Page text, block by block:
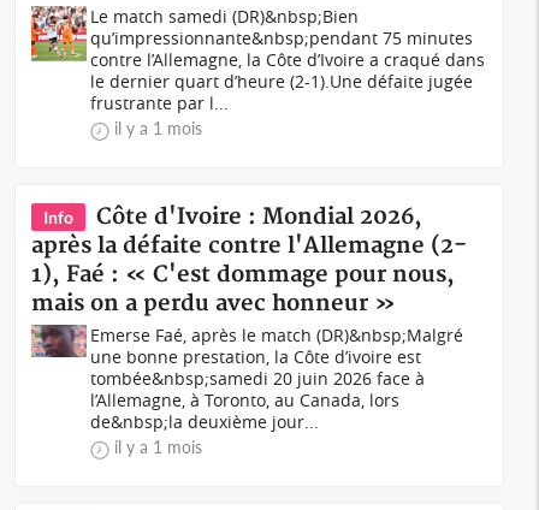
Le match samedi (DR)&nbsp;Bien
qu’impressionnante&nbsp;pendant 75 minutes
contre l’Allemagne, la Côte d’Ivoire a craqué dans
le dernier quart d’heure (2-1).Une défaite jugée
frustrante par l...
il y a 1 mois
Info
Côte d'Ivoire : Mondial 2026,
après la défaite contre l'Allemagne (2-
1), Faé : « C'est dommage pour nous,
mais on a perdu avec honneur »
Emerse Faé, après le match (DR)&nbsp;Malgré
une bonne prestation, la Côte d’ivoire est
tombée&nbsp;samedi 20 juin 2026 face à
l’Allemagne, à Toronto, au Canada, lors
de&nbsp;la deuxième jour...
il y a 1 mois